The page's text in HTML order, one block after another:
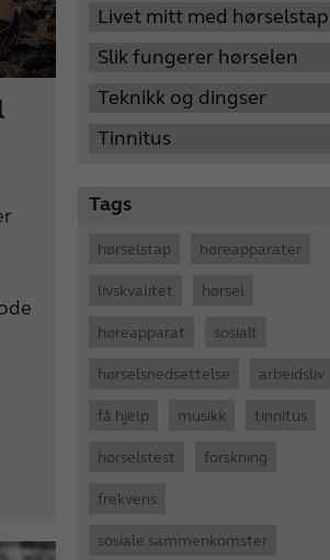
Livet mitt med hørselstap
Slik fungerer hørselen
Teknikk og dingser
Tinnitus
Tags
hørselstap høreapparater
livskvalitet hørsel
høreapparat sosialt
hørselsnedsettelse arbeidsliv
få hjelp musikk tinnitus
hørselstest forskning
frekvens
sosiale sammenkomster